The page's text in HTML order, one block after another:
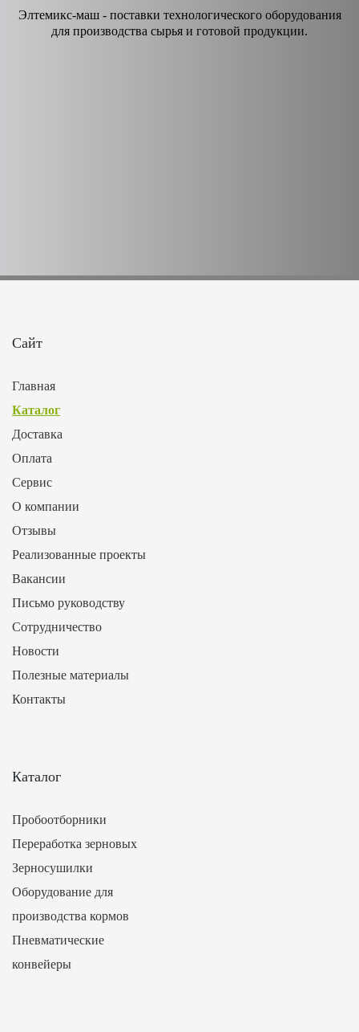
Элтемикс-маш - поставки технологического оборудования
для производства сырья и готовой продукции.
Сайт
Главная
Каталог
Доставка
Оплата
Сервис
О компании
Отзывы
Реализованные проекты
Вакансии
Письмо руководству
Сотрудничество
Новости
Полезные материалы
Контакты
Каталог
Пробоотборники
Переработка зерновых
Зерносушилки
Оборудование для
производства кормов
Пневматические
конвейеры